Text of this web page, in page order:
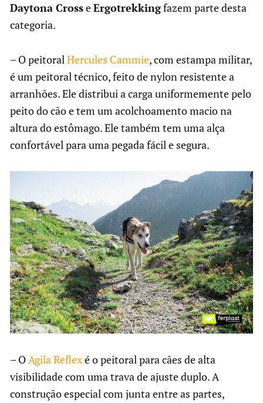
Daytona CrosseErgotrekkingfazem parte desta
categoria.
– O peitoralHercules Cammie, com estampa militar,
é um peitoral técnico, feito de nylon resistente a
arranhões. Ele distribui a carga uniformemente pelo
peito do cão e tem um acolchoamento macio na
altura do estômago. Ele também tem uma alça
confortável para uma pegada fácil e segura.
– OAgila Reflexé o peitoral para cães de alta
visibilidade com uma trava de ajuste duplo. A
construção especial com junta entre as partes,